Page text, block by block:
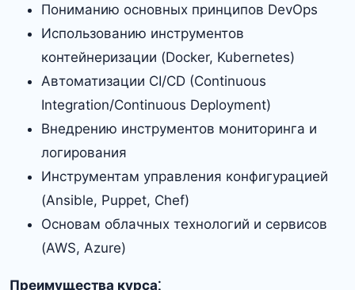
Пониманию основных принципов DevOps
Использованию инструментов
контейнеризации (Docker, Kubernetes)
Автоматизации CI/CD (Continuous
Integration/Continuous Deployment)
Внедрению инструментов мониторинга и
логирования
Инструментам управления конфигурацией
(Ansible, Puppet, Chef)
Основам облачных технологий и сервисов
(AWS, Azure)
Преимущества курса⁚